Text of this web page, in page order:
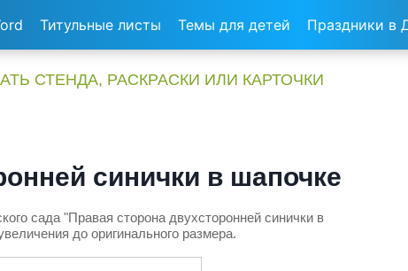
Титульные листы Темы для детей Праздники в
СТЕНДА, РАСКРАСКИ ИЛИ КАРТОЧКИ
синички в шапочке
сада "Правая сторона двухсторонней синички в
до оригинального размера.